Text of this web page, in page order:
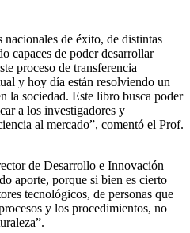
de éxito, de distintas
capaces de poder desarrollar
proceso de transferencia
y hoy día están resolviendo un
la sociedad. Este libro busca poder
a los investigadores y
al mercado”, comentó el Prof.
de Desarrollo e Innovación
aporte, porque si bien es cierto
tecnológicos, de personas que
y los procedimientos, no